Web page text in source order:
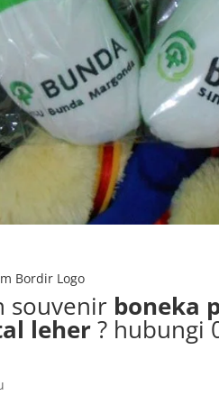
Bordir Logo
souvenir boneka
leher? hubungi